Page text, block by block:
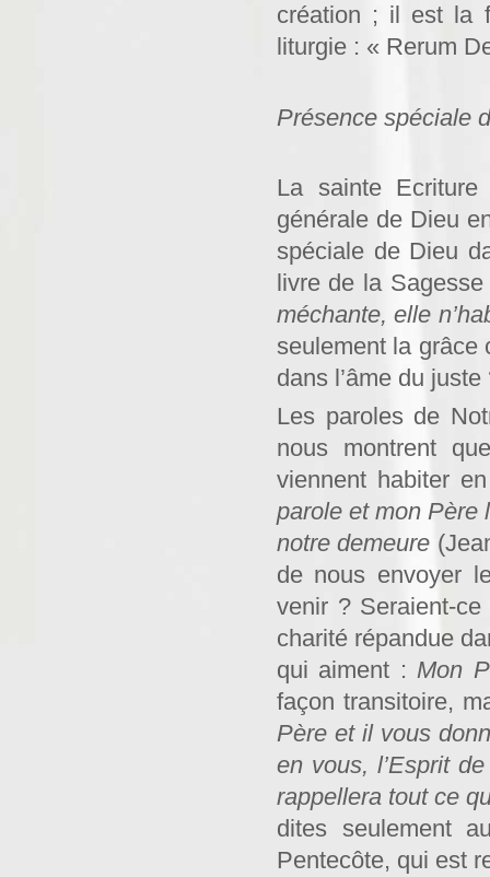
création ; il est la
liturgie : « Rerum
Présence spéciale
La sainte
générale de Dieu
spéciale de Dieu
livre de la
méchante, elle
seulement la grâce
dans l’âme du juste
Les paroles de
nous montrent
viennent habiter
parole et mon Père
notre demeure
de nous envoyer
venir ? Seraient-
charité répandue
qui aiment :Mon
façon transitoire,
Père et il vous
en vous, l’Esprit
rappellera tout ce
dites seulement
Pentecôte, qui est